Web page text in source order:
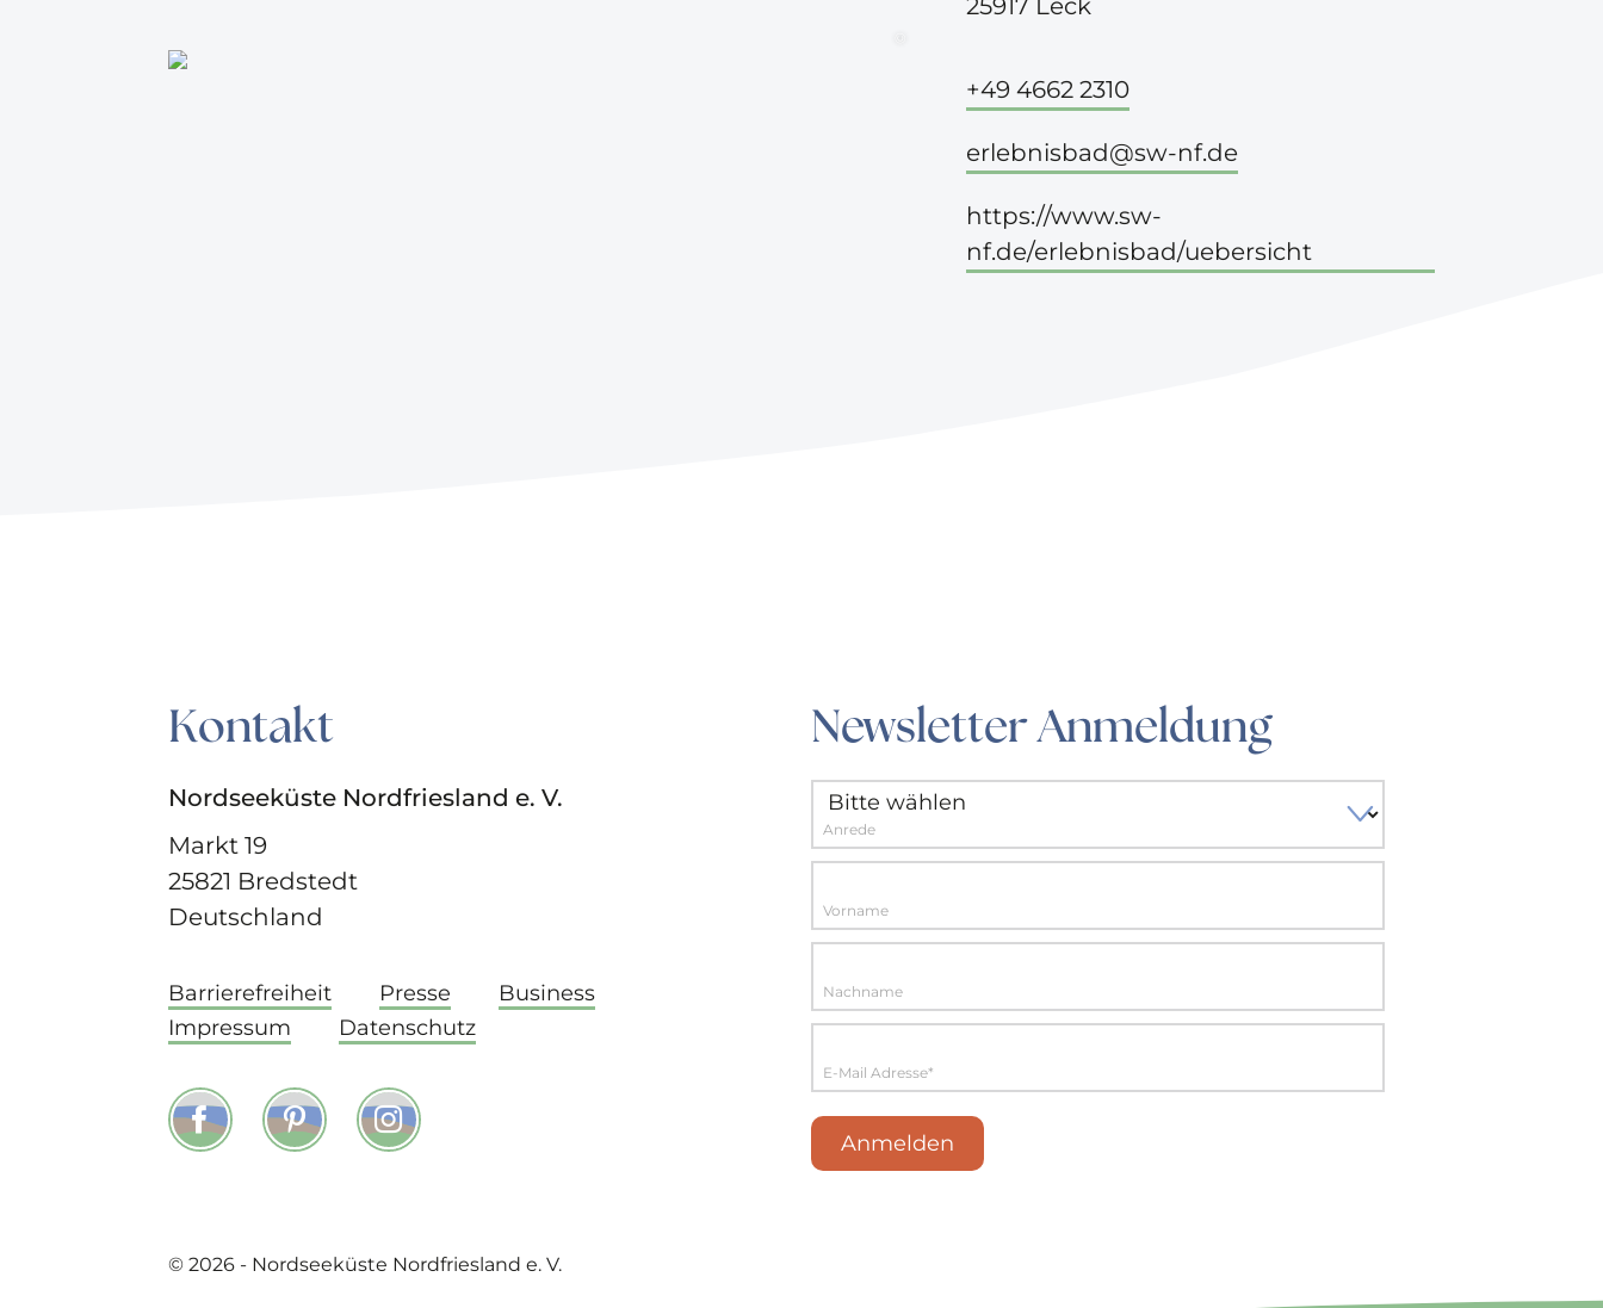
25917 Leck
+49 4662 2310
erlebnisbad@sw-nf.de
https://www.sw-
nf.de/erlebnisbad/uebersicht
Kontakt
Nordseeküste Nordfriesland e. V.
Markt 19
25821 Bredstedt
Deutschland
Barrierefreiheit Presse
Business
Impressum
Datenschutz
FacebookPinterestInstagram
Newsletter Anmeldung
Anrede
Vorname
Nachname
E-Mail Adresse*
Anmelden
© 2026 - Nordseeküste Nordfriesland e. V.